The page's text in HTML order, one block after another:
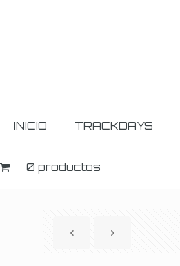
INICIO TRACKDAYS
0 productos